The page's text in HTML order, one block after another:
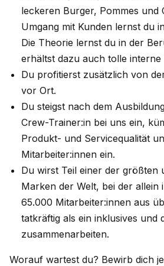
leckeren Burger, Pommes und
Umgang mit Kunden lernst du
Die Theorie lernst du in der
erhältst dazu auch tolle interne
Du profitierst zusätzlich von
vor Ort.
Du steigst nach dem
Crew-Trainer:in bei uns ein,
Produkt- und Servicequalität
Mitarbeiter:innen ein.
Du wirst Teil einer der größten
Marken der Welt, bei der allein
65.000 Mitarbeiter:innen aus
tatkräftig als ein inklusives und
zusammenarbeiten.
Worauf wartest du? Bewirb dich